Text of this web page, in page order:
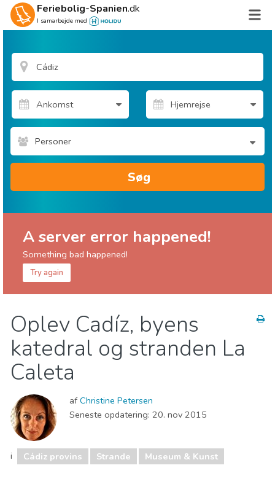
Feriebolig-Spanien.dk
I samarbejde med
Personer
Søg
A server error happened!
Something bad happened!
Try again
Børn og familie
Lokale events
Mad & Restauranter
Museum & Kunst
Natur og udeliv
Sport og adventure
Oplev Cadíz, byens
katedral og stranden La
Caleta
afChristine Petersen
Seneste opdatering: 20. nov 2015
i Cádiz provins Strande Museum & Kunst